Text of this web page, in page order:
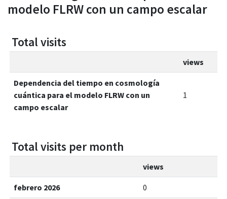
modelo FLRW con un campo escalar
Total visits
views
Dependencia del tiempo en cosmología
cuántica para el modelo FLRW con un
campo escalar
1
Total visits per month
views
febrero 2026 0